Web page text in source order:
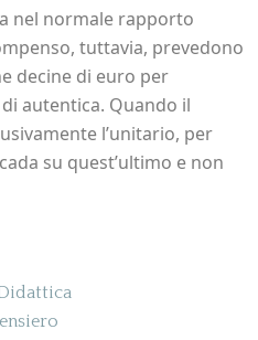
nel normale rapporto
tuttavia, prevedono
decine di euro per
autentica. Quando il
l’unitario, per
su quest’ultimo e non